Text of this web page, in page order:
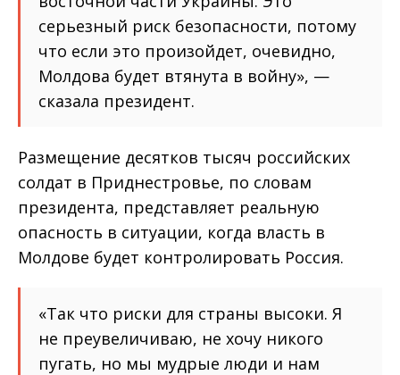
серьезный риск безопасности, потому
что если это произойдет, очевидно,
Молдова будет втянута в войну», —
сказала президент.
Размещение десятков тысяч российских
солдат в Приднестровье, по словам
президента, представляет реальную
опасность в ситуации, когда власть в
Молдове будет контролировать Россия.
«Так что риски для страны высоки. Я
не преувеличиваю, не хочу никого
пугать, но мы мудрые люди и нам